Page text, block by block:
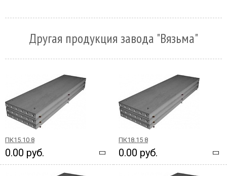
Другая продукция завода "Вязьма"
ПК15.10 8
0.00 руб.
ПК18.15 8
0.00 руб.